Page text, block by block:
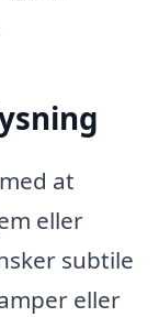
at
eller
subtile
eller